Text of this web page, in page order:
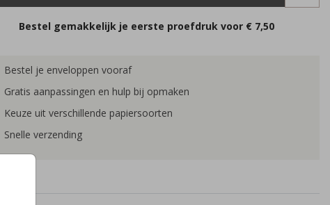
Bestel gemakkelijk je eerste proefdruk voor € 7,50
Bestel je enveloppen vooraf
Gratis aanpassingen en hulp bij opmaken
Keuze uit verschillende papiersoorten
Snelle verzending